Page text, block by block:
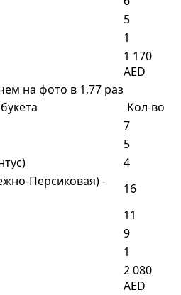
5
1
1 170
AED
на фото в 1,77 раз
Кол-во
7
5
4
Персиковая) -
16
11
9
1
2 080
AED